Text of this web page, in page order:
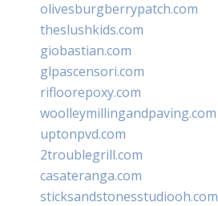
olivesburgberrypatch.com
theslushkids.com
giobastian.com
glpascensori.com
rifloorepoxy.com
woolleymillingandpaving.com
uptonpvd.com
2troublegrill.com
casateranga.com
sticksandstonesstudiooh.com